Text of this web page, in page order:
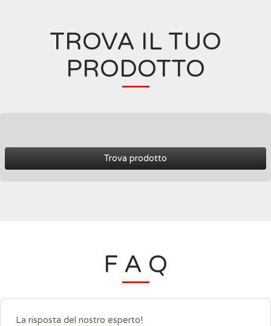
TROVA IL TUO
PRODOTTO
Trova prodotto
F A Q
La risposta del nostro esperto!